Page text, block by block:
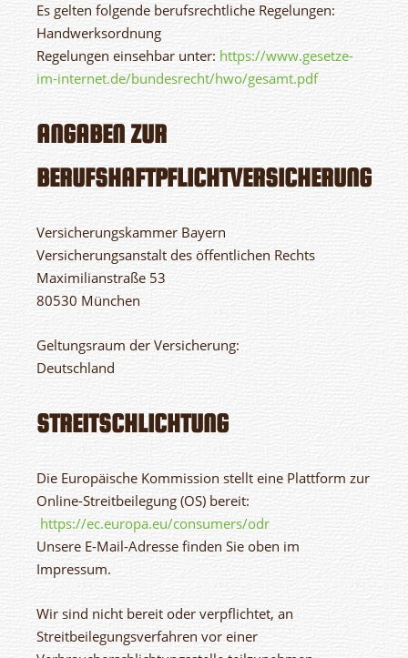
Es gelten folgende berufsrechtliche Regelungen:
Handwerksordnung
Regelungen einsehbar unter: https://www.gesetze-
im-internet.de/bundesrecht/hwo/gesamt.pdf
ANGABEN ZUR
BERUFSHAFTPFLICHTVERSICHERUNG
Versicherungskammer Bayern
Versicherungsanstalt des öffentlichen Rechts
Maximilianstraße 53
80530 München
Geltungsraum der Versicherung:
Deutschland
STREITSCHLICHTUNG
Die Europäische Kommission stellt eine Plattform zur
Online-Streitbeilegung (OS) bereit:
https://ec.europa.eu/consumers/odr
Unsere E-Mail-Adresse finden Sie oben im
Impressum.
Wir sind nicht bereit oder verpflichtet, an
Streitbeilegungsverfahren vor einer